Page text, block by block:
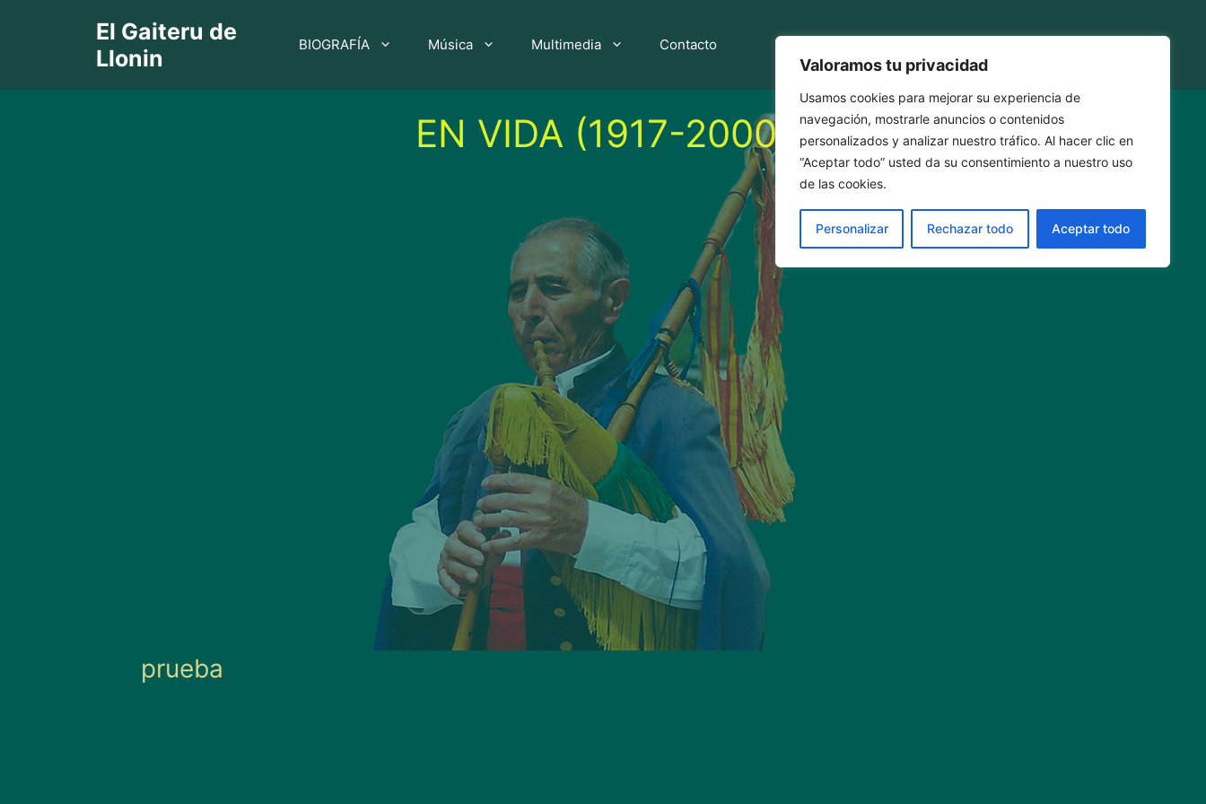
Valoramos tu privacidad
Usamos cookies para mejorar su experiencia de
navegación, mostrarle anuncios o contenidos
personalizados y analizar nuestro tráfico. Al hacer clic en
“Aceptar todo” usted da su consentimiento a nuestro uso
de las cookies.
Personalizar Rechazar todo Aceptar todo
contenido
El Gaiteru de
Llonin
BIOGRAFÍA Música Multimedia Contacto
EN VIDA (1917-2000)
prueba